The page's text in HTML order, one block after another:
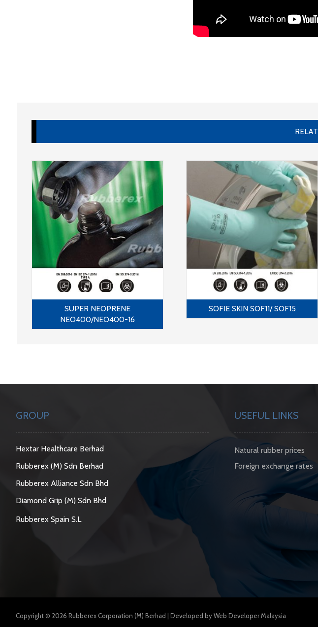
SUPER NEOPRENE
NEO400/NEO400-16
SOFIE SKIN SOF11/ SOF15
GROUP
Hextar Healthcare Berhad
Rubberex (M) Sdn Berhad
Rubberex Alliance Sdn Bhd
Diamond Grip (M) Sdn Bhd
Rubberex Spain S.L
USEFUL LINKS
Natural rubber prices
Foreign exchange rates
Copyright © 2026 Rubberex Corporation (M) Berhad | Developed byWeb Developer Malaysia